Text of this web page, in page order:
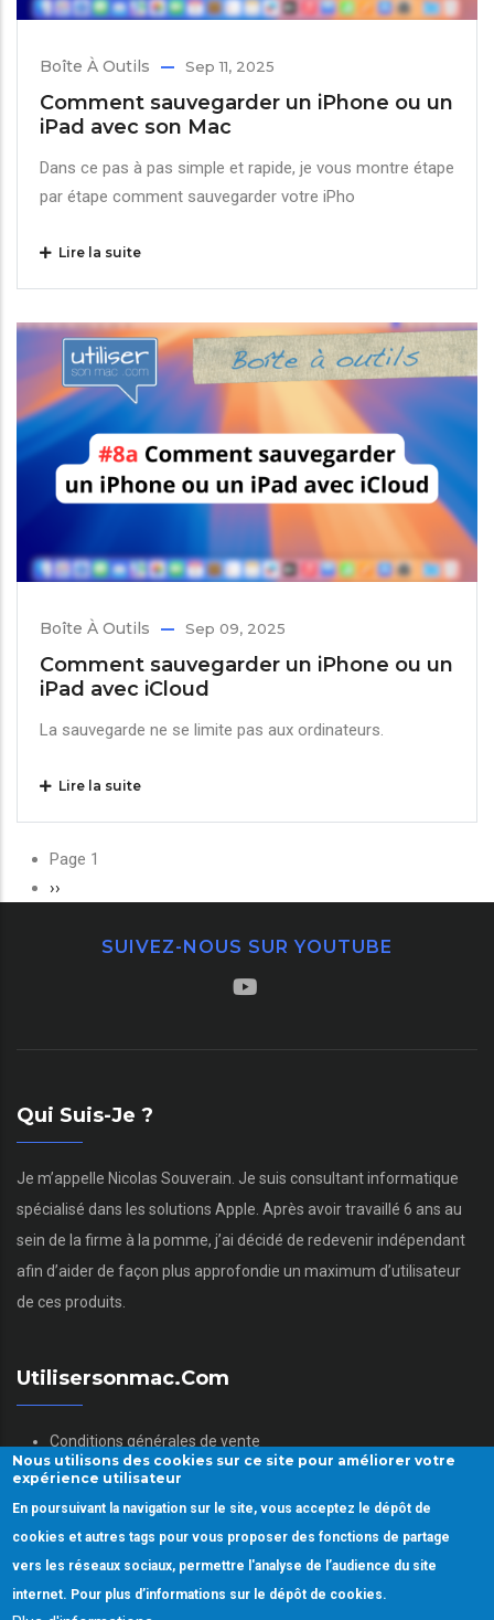
Boîte À Outils Sep 11, 2025
Comment sauvegarder un iPhone ou un
iPad avec son Mac
Dans ce pas à pas simple et rapide, je vous montre étape
par étape comment sauvegarder votre iPho
Lire la suite
Boîte À Outils Sep 09, 2025
Comment sauvegarder un iPhone ou un
iPad avec iCloud
La sauvegarde ne se limite pas aux ordinateurs.
Lire la suite
Pagination
Page 1
Page
››
SUIVEZ-NOUS SUR YOUTUBE
Qui Suis-Je ?
Je m’appelle Nicolas Souverain. Je suis consultant informatique
spécialisé dans les solutions Apple. Après avoir travaillé 6 ans au
sein de la firme à la pomme, j’ai décidé de redevenir indépendant
afin d’aider de façon plus approfondie un maximum d’utilisateur
de ces produits.
Utilisersonmac.com
Conditions générales de vente
Mentions légales
Politique des données personnelles
Gestion des Cookies
Nous utilisons des cookies sur ce site pour améliorer votre
expérience utilisateur
En poursuivant la navigation sur le site, vous acceptez le dépôt de
cookies et autres tags pour vous proposer des fonctions de partage
vers les réseaux sociaux, permettre l'analyse de l’audience du site
internet. Pour plus d’informations sur le dépôt de cookies.